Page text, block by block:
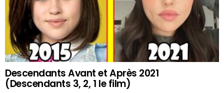
Descendants Avant et Après 2021
(Descendants 3, 2, 1 le film)